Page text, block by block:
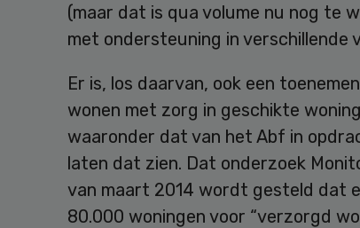
(maar dat is qua volume nu nog te
met ondersteuning in verschillende
Er is, los daarvan, ook een
wonen met zorg in geschikte
waaronder dat van het Abf in
laten dat zien. Dat onderzoek
van maart 2014 wordt gesteld dat
80.000 woningen voor “verzorgd